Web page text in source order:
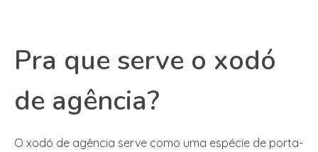
Pra que serve o xodó
de agência?
O xodó de agência serve como uma espécie de porta-